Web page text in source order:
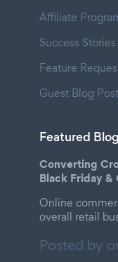
Affiliate
Success Stories
Feature
Guest Blog Post
Featured
Converting
Black Friday
Online
overall retail
Posted by